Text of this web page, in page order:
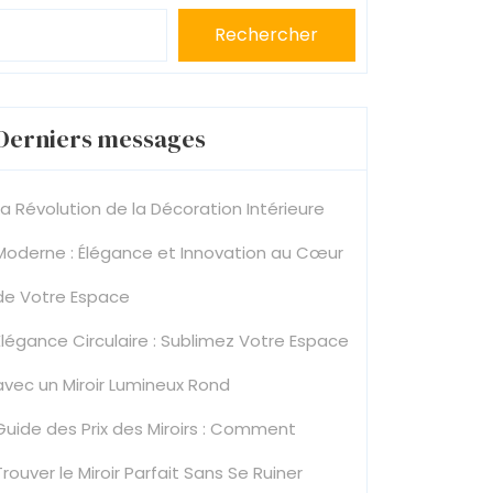
Rechercher
messages
Révolution de la Décoration Intérieure
: Élégance et Innovation au Cœur
Votre Espace
Circulaire : Sublimez Votre Espace
un Miroir Lumineux Rond
des Prix des Miroirs : Comment
le Miroir Parfait Sans Se Ruiner